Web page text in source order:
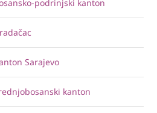
podrinjski kanton
Sarajevo
kanton